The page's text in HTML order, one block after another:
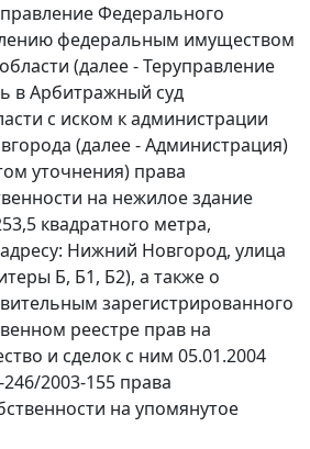
Федерального
федеральным имуществом
(далее - Теруправление
в Арбитражный суд
с иском к администрации
(далее - Администрация)
уточнения) права
на нежилое здание
квадратного метра,
Нижний Новгород, улица
Б, Б1, Б2), а также о
зарегистрированного
реестре прав на
и сделок с ним 05.01.2004
2003-155 права
на упомянутое